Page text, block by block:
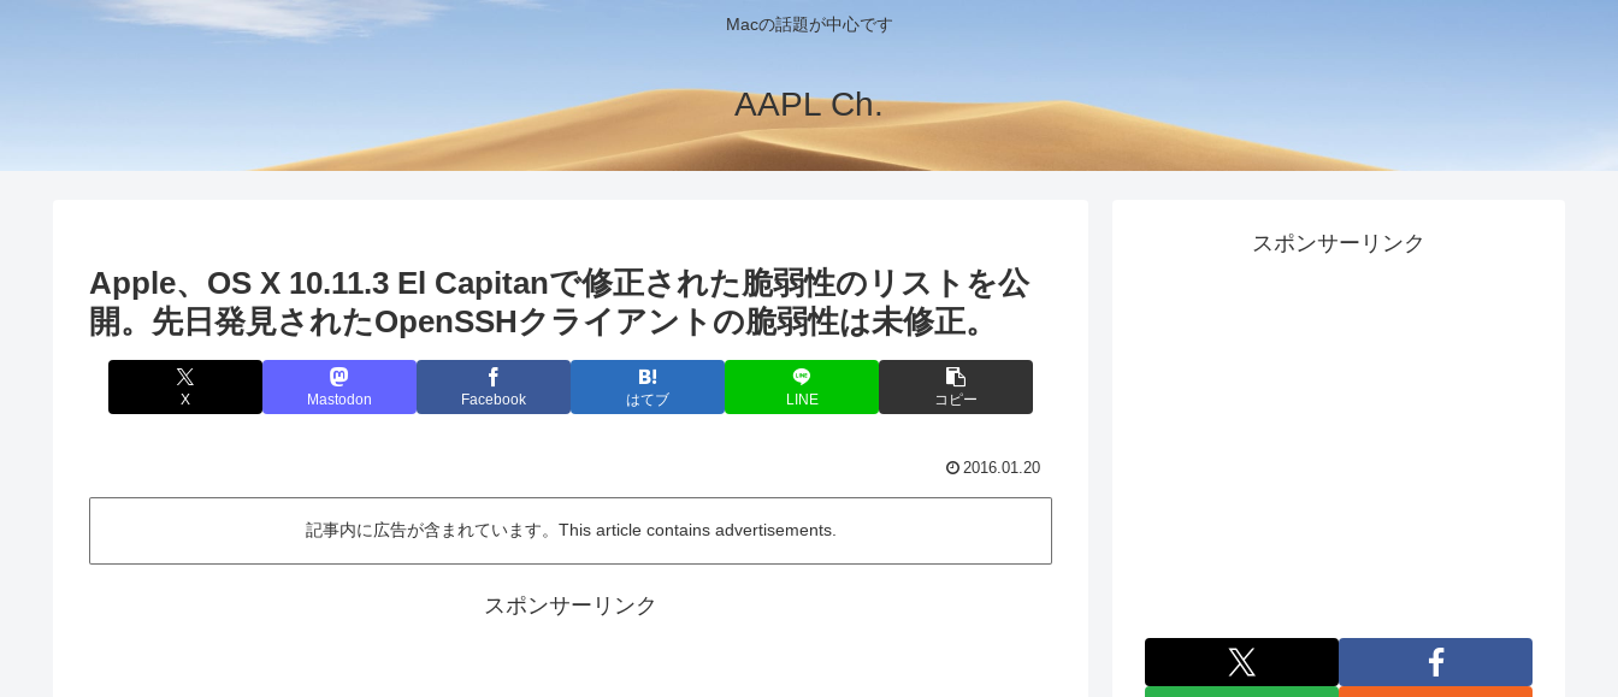
Macの話題が中心です
AAPL Ch.
Apple、OS X 10.11.3 El Capitanで修正された脆弱性のリストを公
開。先日発見されたOpenSSHクライアントの脆弱性は未修正。
X Mastodon Facebook はてブ LINE コピー
2016.01.20
記事内に広告が含まれています。This article contains advertisements.
スポンサーリンク
スポンサーリンク